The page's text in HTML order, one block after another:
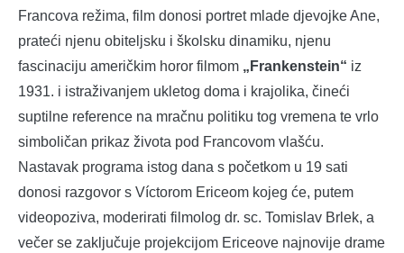
Francova režima, film donosi portret mlade djevojke Ane,
prateći njenu obiteljsku i školsku dinamiku, njenu
fascinaciju američkim horor filmom „Frankenstein“ iz
1931. i istraživanjem ukletog doma i krajolika, čineći
suptilne reference na mračnu politiku tog vremena te vrlo
simboličan prikaz života pod Francovom vlašću.
Nastavak programa istog dana s početkom u 19 sati
donosi razgovor s Víctorom Ericeom kojeg će, putem
videopoziva, moderirati filmolog dr. sc. Tomislav Brlek, a
večer se zaključuje projekcijom Ericeove najnovije drame